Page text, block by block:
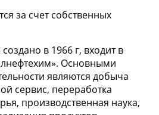
за счет собственных
в 1966 г, входит в
Основными
являются добыча
сервис, переработка
производственная наука,